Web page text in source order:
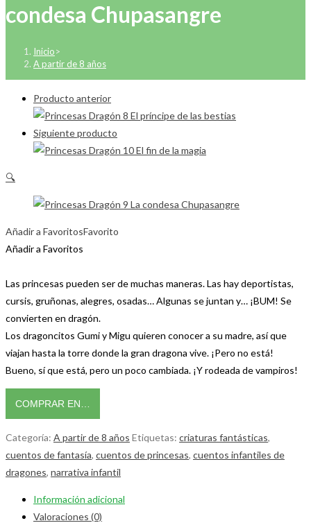
condesa Chupasangre
Inicio>
A partir de 8 años
Producto anterior
Siguiente producto
🔍
Añadir a FavoritosFavorito
Añadir a Favoritos
Las princesas pueden ser de muchas maneras. Las hay deportistas,
cursis, gruñonas, alegres, osadas… Algunas se juntan y… ¡BUM! Se
convierten en dragón.
Los dragoncitos Gumi y Migu quieren conocer a su madre, así que
viajan hasta la torre donde la gran dragona vive. ¡Pero no está!
Bueno, sí que está, pero un poco cambiada. ¡Y rodeada de vampiros!
COMPRAR EN…
Categoría: A partir de 8 años Etiquetas: criaturas fantásticas,
cuentos de fantasía, cuentos de princesas, cuentos infantiles de
dragones, narrativa infantil
Información adicional
Valoraciones (0)